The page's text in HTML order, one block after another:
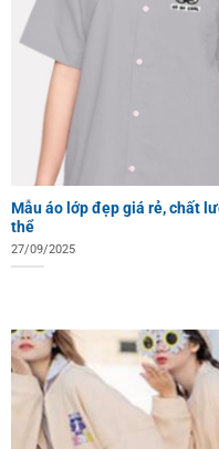
Mẫu áo lớp đẹp giá rẻ, chất
thể
27/09/2025